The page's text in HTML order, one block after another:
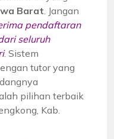
Barat . Jangan
pendaftaran
seluruh
. Sistem
tutor yang
pilihan terbaik
Kab.